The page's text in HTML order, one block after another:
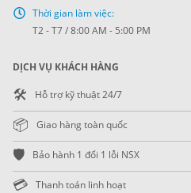
Thời gian làm việc:
T2 - T7 / 8:00 AM - 5:00 PM
DỊCH VỤ KHÁCH HÀNG
🛠️ Hỗ trợ kỹ thuật 24/7
📦 Giao hàng toàn quốc
🛡️ Bảo hành 1 đổi 1 lỗi NSX
💳 Thanh toán linh hoạt